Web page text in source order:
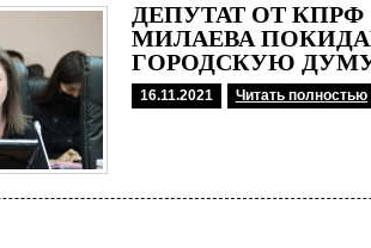
ДЕПУТАТ ОТ
МИЛАЕВА
ГОРОДСКУЮ
16.11.2021 Читать полностью